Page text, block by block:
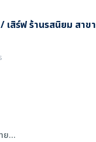
สิร์ฟ ร้านรสนิยม สาขา
ย